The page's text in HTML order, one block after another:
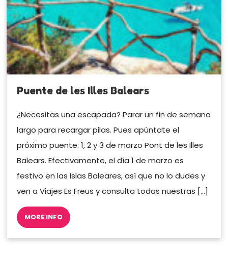
Puente de les Illes Balears
¿Necesitas una escapada? Parar un fin de semana
largo para recargar pilas. Pues apúntate el
próximo puente: 1, 2 y 3 de marzo Pont de les Illes
Balears. Efectivamente, el día 1 de marzo es
festivo en las Islas Baleares, así que no lo dudes y
ven a Viajes Es Freus y consulta todas nuestras […]
MORE INFO